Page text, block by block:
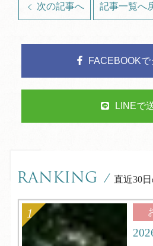
次の記事へ 記事一覧へ
FACEBOOKで
LINEで
RANKING / 直近30